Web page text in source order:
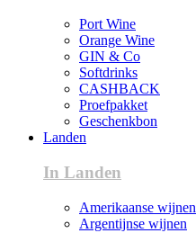
Port Wine
Orange Wine
GIN & Co
Softdrinks
CASHBACK
Proefpakket
Geschenkbon
Landen
In Landen
Amerikaanse wijnen
Argentijnse wijnen